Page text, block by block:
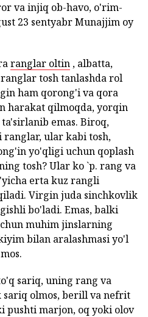
va injiq ob-havo, o'rim-
23 sentyabr Munajjim oy
ranglar oltin , albatta,
tosh tanlashda rol
ham qorong'i va qora
harakat qilmoqda, yorqin
emas. Biroq,
ranglar, ular kabi tosh,
yo'qligi uchun qoplash
tosh? Ular ko `p. rang va
erta kuz rangli
Virgin juda sinchkovlik
bo'ladi. Emas, balki
muhim jinslarning
bilan aralashmasi yo'l
sariq, uning rang va
sariq olmos, berill va nefrit
pushti marjon, oq yoki olov